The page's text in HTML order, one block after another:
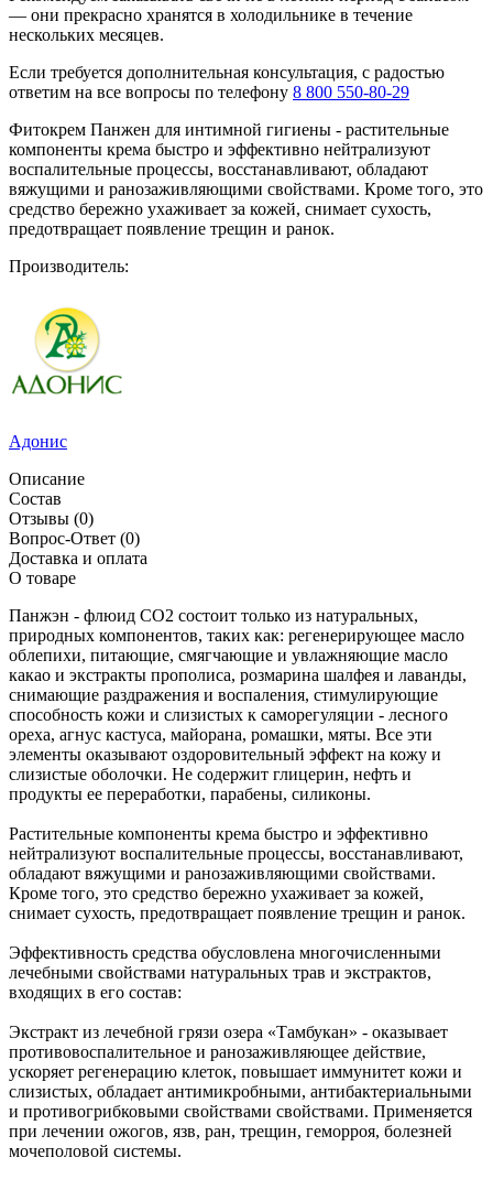
— они прекрасно хранятся в холодильнике в течение
нескольких месяцев.
Если требуется дополнительная консультация, с радостью
ответим на все вопросы по телефону 8 800 550-80-29
Фитокрем Панжен для интимной гигиены - растительные
компоненты крема быстро и эффективно нейтрализуют
воспалительные процессы, восстанавливают, обладают
вяжущими и ранозаживляющими свойствами. Кроме того, это
средство бережно ухаживает за кожей, снимает сухость,
предотвращает появление трещин и ранок.
Производитель:
Адонис
Описание
Состав
Отзывы (0)
Вопрос-Ответ (0)
Доставка и оплата
О товаре
Панжэн - флюид СО2 состоит только из натуральных,
природных компонентов, таких как: регенерирующее масло
облепихи, питающие, смягчающие и увлажняющие масло
какао и экстракты прополиса, розмарина шалфея и лаванды,
снимающие раздражения и воспаления, стимулирующие
способность кожи и слизистых к саморегуляции - лесного
ореха, агнус кастуса, майорана, ромашки, мяты. Все эти
элементы оказывают оздоровительный эффект на кожу и
слизистые оболочки. Не содержит глицерин, нефть и
продукты ее переработки, парабены, силиконы.
Растительные компоненты крема быстро и эффективно
нейтрализуют воспалительные процессы, восстанавливают,
обладают вяжущими и ранозаживляющими свойствами.
Кроме того, это средство бережно ухаживает за кожей,
снимает сухость, предотвращает появление трещин и ранок.
Эффективность средства обусловлена многочисленными
лечебными свойствами натуральных трав и экстрактов,
входящих в его состав:
Экстракт из лечебной грязи озера «Тамбукан» - оказывает
противовоспалительное и ранозаживляющее действие,
ускоряет регенерацию клеток, повышает иммунитет кожи и
слизистых, обладает антимикробными, антибактериальными
и противогрибковыми свойствами свойствами. Применяется
при лечении ожогов, язв, ран, трещин, геморроя, болезней
мочеполовой системы.